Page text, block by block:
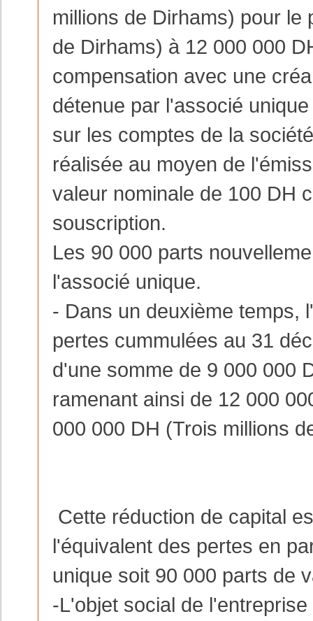
millions de Dirhams) pour le
de Dirhams) à 12 000 000
compensation avec une
détenue par l'associé
sur les comptes de la
réalisée au moyen de
valeur nominale de 100 DH
souscription.
Les 90 000 parts
l'associé unique.
- Dans un deuxième temps,
pertes cummulées au 31
d'une somme de 9 000 000
ramenant ainsi de 12 000
000 000 DH (Trois millions
Cette réduction de capital
l'équivalent des pertes en
unique soit 90 000 parts de
-L'objet social de